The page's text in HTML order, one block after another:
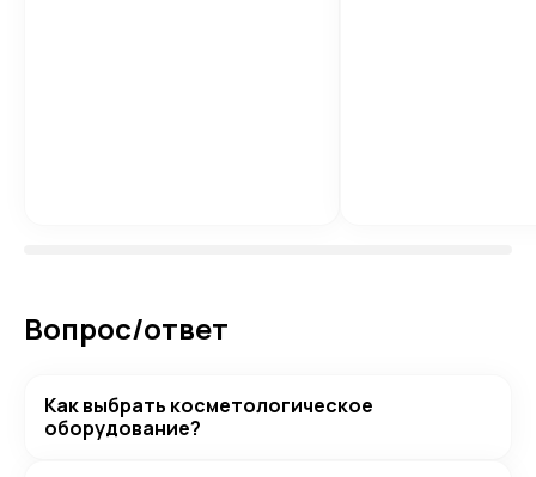
Вопрос/ответ
Как выбрать косметологическое
оборудование?